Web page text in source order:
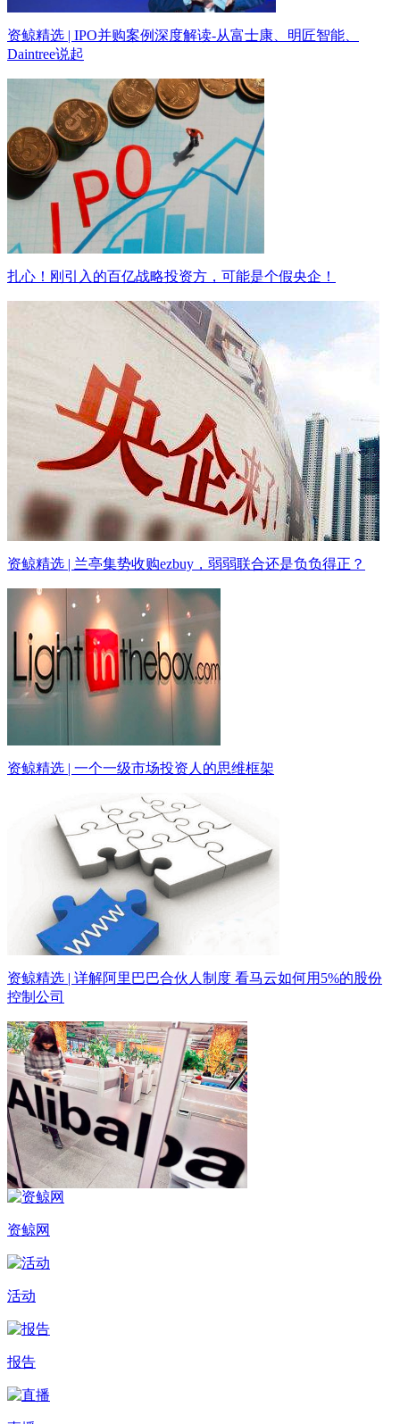
资鲸精选 | IPO并购案例深度解读-从富士康、明匠智能、
Daintree说起
扎心！刚引入的百亿战略投资方，可能是个假央企！
资鲸精选 | 兰亭集势收购ezbuy，弱弱联合还是负负得正？
资鲸精选 | 一个一级市场投资人的思维框架
资鲸精选 | 详解阿里巴巴合伙人制度 看马云如何用5%的股份
控制公司
资鲸网
活动
报告